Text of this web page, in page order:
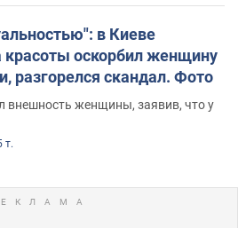
в Киеве
красоты оскорбил женщину
разгорелся скандал. Фото
внешность женщины, заявив, что у
т.